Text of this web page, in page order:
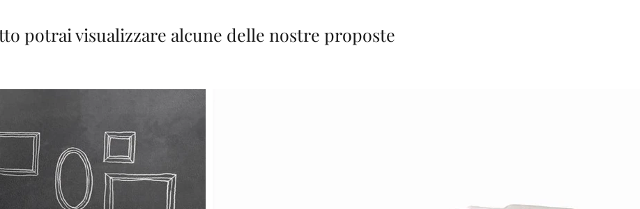
potrai visualizzare alcune delle nostre proposte